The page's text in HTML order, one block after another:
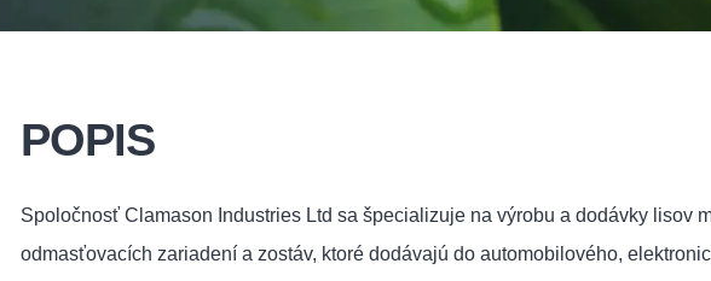
POPIS
Spoločnosť Clamason Industries Ltd sa špecializuje na výrobu a dodávky lisov
odmasťovacích zariadení a zostáv, ktoré dodávajú do automobilového,